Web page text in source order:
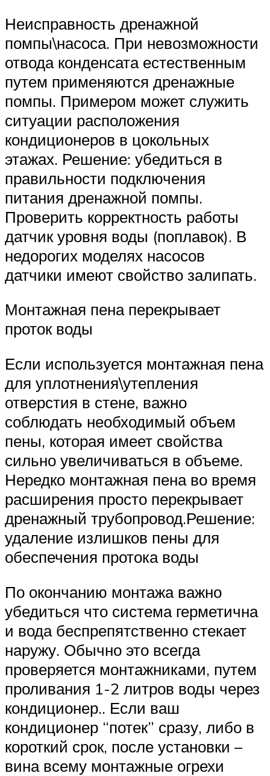
Неисправность дренажной
помпы\насоса. При невозможности
отвода конденсата естественным
путем применяются дренажные
помпы. Примером может служить
ситуации расположения
кондиционеров в цокольных
этажах. Решение: убедиться в
правильности подключения
питания дренажной помпы.
Проверить корректность работы
датчик уровня воды (поплавок). В
недорогих моделях насосов
датчики имеют свойство залипать.
Монтажная пена перекрывает
проток воды
Если используется монтажная пена
для уплотнения\утепления
отверстия в стене, важно
соблюдать необходимый объем
пены, которая имеет свойства
сильно увеличиваться в объеме.
Нередко монтажная пена во время
расширения просто перекрывает
дренажный трубопровод.Решение:
удаление излишков пены для
обеспечения протока воды
По окончанию монтажа важно
убедиться что система герметична
и вода беспрепятственно стекает
наружу. Обычно это всегда
проверяется монтажниками, путем
проливания 1-2 литров воды через
кондиционер.. Если ваш
кондиционер “потек” сразу, либо в
короткий срок, после установки –
вина всему монтажные огрехи